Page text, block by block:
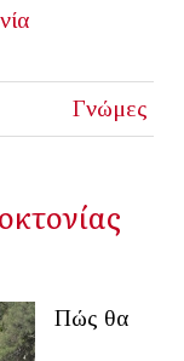
Γνώμες
Πώς θα